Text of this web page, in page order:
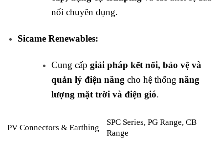
nối chuyên dụng.
Sicame Renewables:
Cung cấp giải pháp kết nối, bảo vệ và
quản lý điện năng cho hệ thống năng
lượng mặt trời và điện gió.
PV Connectors & Earthing
SPC Series, PG Range, CB
Range